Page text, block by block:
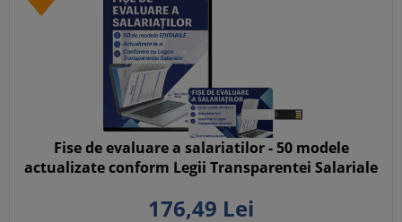
Fise de evaluare a salariatilor - 50 modele
actualizate conform Legii Transparentei Salariale
176,49 Lei